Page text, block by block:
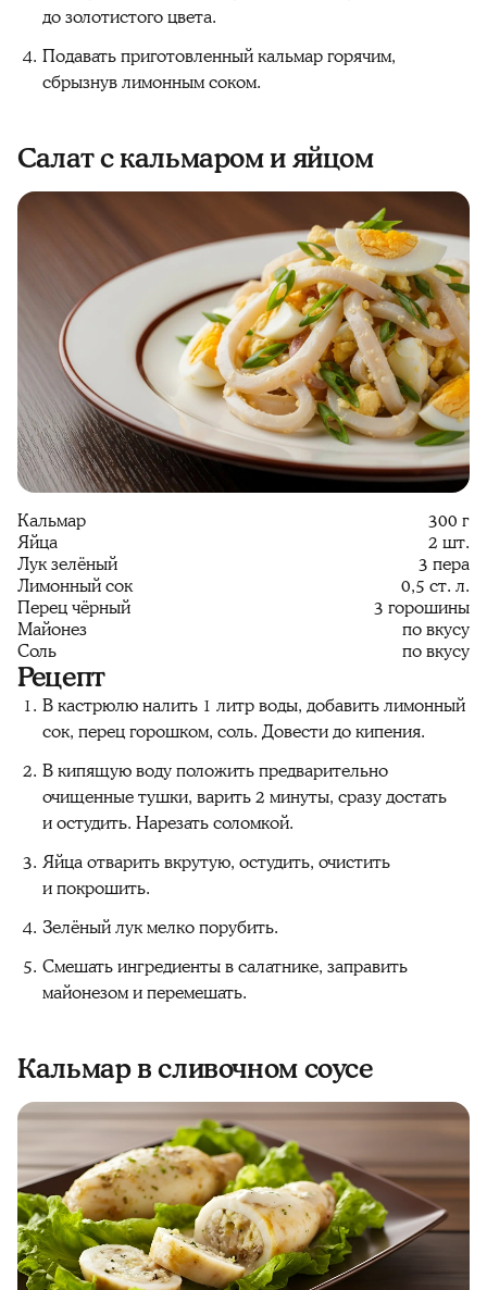
до золотистого цвета.
Подавать приготовленный кальмар горячим,
сбрызнув лимонным соком.
Салат с кальмаром и яйцом
Кальмар
300 г
Яйца
2 шт.
Лук зелёный
3 пера
Лимонный сок
0,5 ст. л.
Перец чёрный
3 горошины
Майонез
по вкусу
Соль
по вкусу
Рецепт
В кастрюлю налить 1 литр воды, добавить лимонный
сок, перец горошком, соль. Довести до кипения.
В кипящую воду положить предварительно
очищенные тушки, варить 2 минуты, сразу достать
и остудить. Нарезать соломкой.
Яйца отварить вкрутую, остудить, очистить
и покрошить.
Зелёный лук мелко порубить.
Смешать ингредиенты в салатнике, заправить
майонезом и перемешать.
Кальмар в сливочном соусе